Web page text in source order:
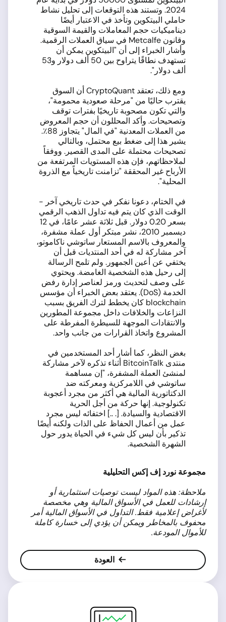
2024. وتستند هذه التوقعات إلى تحليل نشاط
حاملي البيتكوين وتأخذ في الاعتبار أيضًا
ديناميكيات حجم المعاملات والقيمة السوقية
وقانون Metcalfe في سياق العملات الرقمية.
وأشار الخبراء إلى أن "البيتكوين يمكن أن
تستهدف نطاقًا يتراوح بين 50 ألف دولار و53
ألف دولار".
ومع ذلك، تعتقد CryptoQuant أن السوق
يقترب حاليًا من "مرحلة صعودية محمومة"،
والتي تكون مصحوبة تاريخيًا بفترات توقف
وتصحيحات. وأكد المحللون أن حجم المعروض
من العملات المعدنية "في المال" يتجاوز 88٪.
يشير هذا إلى ضغط بيع محتمل، وبالتالي
تصحيحات محتملة على المدى القصير. ووفقاً
لملاحظاتهم، فإن هذه المستويات المرتفعة من
الأرباح غير المحققة "تزامنت تاريخياً مع الذروة
المحلية".
في الختام، دعونا نفكر في حدث تاريخي آخر -
الوقت الذي كان يتم فيه تداول الذهب الرقمي
بسعر 0.20 دولار. قبل ثلاثة عشر عامًا، في 12
ديسمبر 2010، نشر مبتكر أول عملة مشفرة،
والمعروف بالاسم المستعار ساتوشي ناكاموتو،
آخر مشاركة له في أحد المنتديات قبل أن
يختفي عن أعين الجمهور. ولم تلمح الرسالة
إلى رحيل هذه الشخصية الغامضة. ويحتوي
على وصف لتحديث ورمز لعناصر إدارة رفض
الخدمة (DoS). يعتقد بعض الخبراء أن مؤسس
blockchain كان يخطط لترك الفريق بسبب
النزاعات والخلافات داخل مجموعة المطورين
والانتقادات الموجهة للسيطرة المفرطة على
المشروع واتخاذ القرارات من جانب واحد.
بغض النظر، كما أشار أحد المستخدمين في
منتدى BitcoinTalk أثناء تذكره لآخر مشاركة
لمنشئ العملة المشفرة، "إن مساهمة
ساتوشي في اللامركزية ومعركته ضد
الدكتاتورية المالية هي أكثر من مجرد أعجوبة
تكنولوجية. إنها حركة من أجل الحرية
الاقتصادية والسيادة. [. ..] اختفائه ليس مجرد
عمل من أعمال الحفاظ على الذات ولكنه أيضًا
تذكير بأن ليس كل شيء في الحياة يدور حول
الشهرة الشخصية.
مجموعة نورد إف إكس التحليلية
ملاحظة: هذه المواد ليست توصيات استثمارية أو
إرشادات للعمل في الأسواق المالية وهي مخصصة
لأغراض إعلامية فقط. التداول في الأسواق المالية أمر
محفوف بالمخاطر ويمكن أن يؤدي إلى خسارة كاملة
للأموال المودعة.
العودة